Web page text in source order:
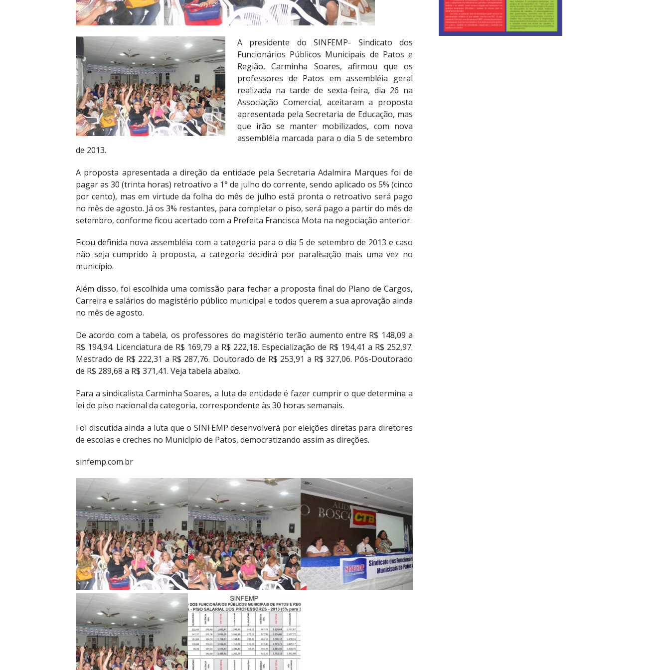
A presidente do SINFEMP- Sindicato dos
Funcionários Públicos Municipais de Patos e
Região, Carminha Soares, afirmou que os
professores de Patos em assembléia geral
realizada na tarde de sexta-feira, dia 26 na
Associação Comercial, aceitaram a proposta
apresentada pela Secretaria de Educação, mas
que irão se manter mobilizados, com nova
assembléia marcada para o dia 5 de setembro
de 2013.
A proposta apresentada a direção da entidade pela Secretaria Adalmira Marques foi de
pagar as 30 (trinta horas) retroativo a 1° de julho do corrente, sendo aplicado os 5% (cinco
por cento), mas em virtude da folha do mês de julho está pronta o retroativo será pago
no mês de agosto. Já os 3% restantes, para completar o piso, será pago a partir do mês de
setembro, conforme ficou acertado com a Prefeita Francisca Mota na negociação anterior.
Ficou definida nova assembléia com a categoria para o dia 5 de setembro de 2013 e caso
não seja cumprido à proposta, a categoria decidirá por paralisação mais uma vez no
município.
Além disso, foi escolhida uma comissão para fechar a proposta final do Plano de Cargos,
Carreira e salários do magistério público municipal e todos querem a sua aprovação ainda
no mês de agosto.
De acordo com a tabela, os professores do magistério terão aumento entre R$ 148,09 a
R$ 194,94. Licenciatura de R$ 169,79 a R$ 222,18. Especialização de R$ 194,41 a R$ 252,97.
Mestrado de R$ 222,31 a R$ 287,76. Doutorado de R$ 253,91 a R$ 327,06. Pós-Doutorado
de R$ 289,68 a R$ 371,41. Veja tabela abaixo.
Para a sindicalista Carminha Soares, a luta da entidade é fazer cumprir o que determina a
lei do piso nacional da categoria, correspondente às 30 horas semanais.
Foi discutida ainda a luta que o SINFEMP desenvolverá por eleições diretas para diretores
de escolas e creches no Município de Patos, democratizando assim as direções.
sinfemp.com.br